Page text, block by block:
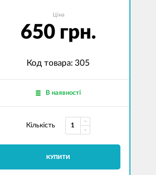
Ціна
650 грн.
Код товара: 305
В наявності
Кількість
КУПИТИ